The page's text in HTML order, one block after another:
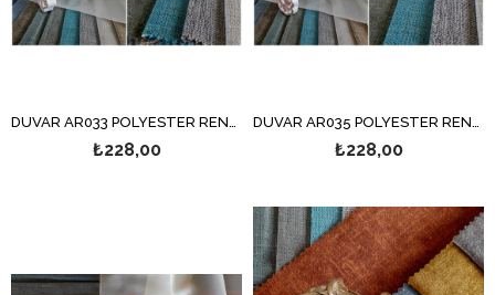
DUVAR AR033 POLYESTER RENSO
₺228,00
DUVAR AR035 POLYESTER RENSO
₺228,00